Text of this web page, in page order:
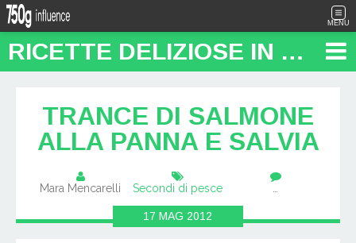
MENU
RICETTE DELIZIOSE IN PENTOLA: "FOOD TRAVEL BLOG"
TRANCE DI SALMONE
ALLA PANNA E SALVIA
Mara Mencarelli Secondi di pesce …
17MAG 2012